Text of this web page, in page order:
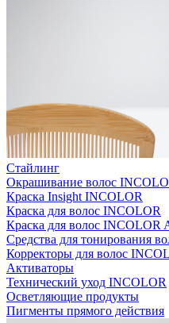
Стайлинг
Окрашивание волос
Краска Insight INCOLOR
Краска для волос INCOLOR
Краска для волос INCOLOR
Средства для тонирования
Корректоры для волос
Активаторы
Технический уход INCOLOR
Осветляющие продукты
Пигменты прямого действия